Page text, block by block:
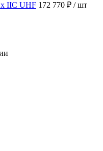
IIC UHF 172 770 ₽ / шт